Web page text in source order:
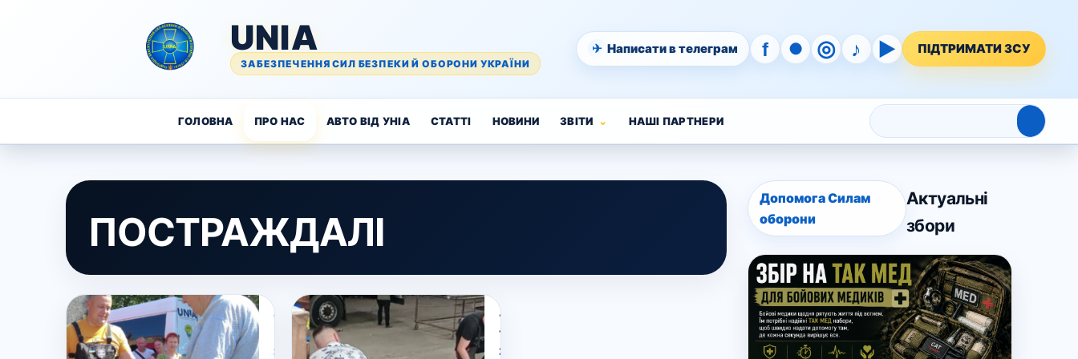
UNIA
ЗАБЕЗПЕЧЕННЯ СИЛ БЕЗПЕКИ Й ОБОРОНИ УКРАЇНИ
✈ Написати в телеграм f ● ◎ ♪ ▶ ПІДТРИМАТИ ЗСУ
ГОЛОВНА ПРО НАС АВТО ВІД УНІА СТАТТІ НОВИНИ ЗВІТИ НАШІ ПАРТНЕРИ
ПОСТРАЖДАЛІ
18
Червня,
2023
17
Травня,
2023
Допомога Силам
оборони
Актуальні
збори